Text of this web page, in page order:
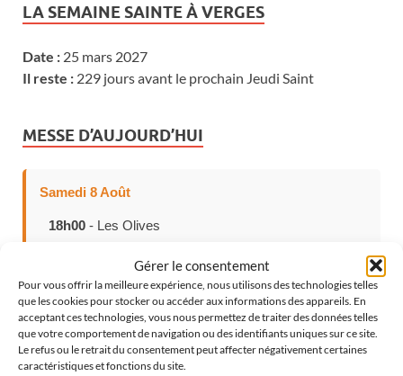
Gérer le consentement
Pour vous offrir la meilleure expérience, nous utilisons des technologies telles
que les cookies pour stocker ou accéder aux informations des appareils. En
acceptant ces technologies, vous nous permettez de traiter des données telles
que votre comportement de navigation ou des identifiants uniques sur ce site.
Le refus ou le retrait du consentement peut affecter négativement certaines
caractéristiques et fonctions du site.
LA SEMAINE SAINTE À VERGES
Date : 25 mars 2027
Il reste : 229 jours avant le prochain Jeudi Saint
MESSE D’AUJOURD’HUI
Samedi 8 Août
18h00 - Les Olives
CHOISISSEZ VOTRE LANGUE
Català